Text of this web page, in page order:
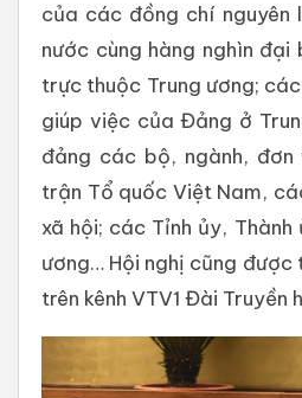
của các đồng chí nguyên
nước cùng hàng nghìn
trực thuộc Trung ương;
giúp việc của Đảng ở
đảng các bộ, ngành,
trận Tổ quốc Việt Nam,
xã hội; các Tỉnh ủy,
ương… Hội nghị cũng được
trên kênh VTV1 Đài Truyền